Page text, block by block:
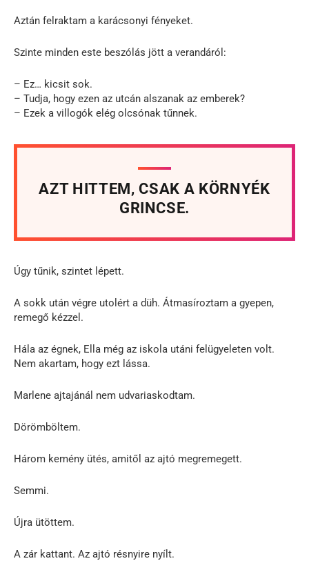
Aztán felraktam a karácsonyi fényeket.
Szinte minden este beszólás jött a verandáról:
– Ez… kicsit sok.
– Tudja, hogy ezen az utcán alszanak az emberek?
– Ezek a villogók elég olcsónak tűnnek.
AZT HITTEM, CSAK A KÖRNYÉK
GRINCSE.
Úgy tűnik, szintet lépett.
A sokk után végre utolért a düh. Átmasíroztam a gyepen,
remegő kézzel.
Hála az égnek, Ella még az iskola utáni felügyeleten volt.
Nem akartam, hogy ezt lássa.
Marlene ajtajánál nem udvariaskodtam.
Dörömböltem.
Három kemény ütés, amitől az ajtó megremegett.
Semmi.
Újra ütöttem.
A zár kattant. Az ajtó résnyire nyílt.